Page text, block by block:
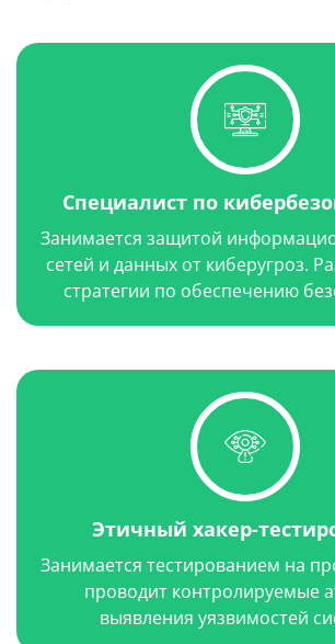
Специалист по
Занимается защитой
сетей и данных от киберугроз.
стратегии по обеспечению
Этичный хакер-
Занимается тестированием на
проводит контролируемые
выявления уязвимостей